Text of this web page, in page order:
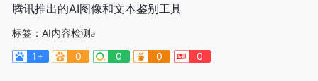
腾讯推出的AI图像和文本鉴别工具
标签： AI内容检测
1+
0 0 0 0